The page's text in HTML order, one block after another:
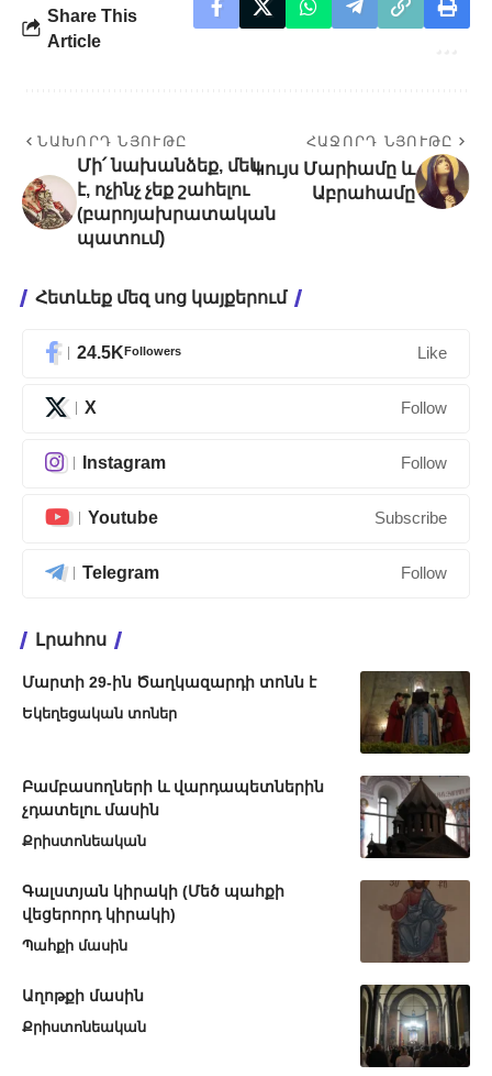
Share This
Article
ՆԱԽՈՐԴ ՆՅՈՒԹԸ
Մի՛ նախանձեք, մեկ
է, ոչինչ չեք շահելու
(բարոյախրատական
պատում)
ՀԱՋՈՐԴ ՆՅՈՒԹԸ
Կույս Մարիամը և
Աբրահամը
Հետևեք մեզ սոց կայքերում
24.5KFollowers Like
X Follow
Instagram Follow
Youtube Subscribe
Telegram Follow
Լրահոս
Մարտի 29-ին Ծաղկազարդի տոնն է
Եկեղեցական տոներ
Բամբասողների և վարդապետներին
չդատելու մասին
Քրիստոնեական
Գալստյան կիրակի (Մեծ պահքի
վեցերորդ կիրակի)
Պահքի մասին
Աղոթքի մասին
Քրիստոնեական